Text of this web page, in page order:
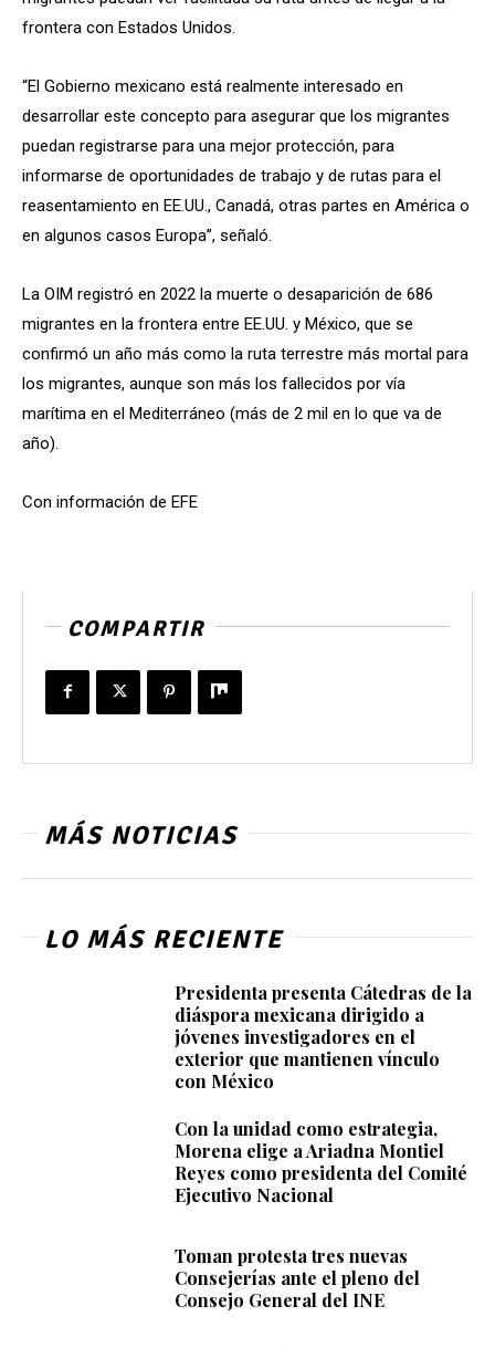
frontera con Estados Unidos.
“El Gobierno mexicano está realmente interesado en
desarrollar este concepto para asegurar que los migrantes
puedan registrarse para una mejor protección, para
informarse de oportunidades de trabajo y de rutas para el
reasentamiento en EE.UU., Canadá, otras partes en América o
en algunos casos Europa”, señaló.
La OIM registró en 2022 la muerte o desaparición de 686
migrantes en la frontera entre EE.UU. y México, que se
confirmó un año más como la ruta terrestre más mortal para
los migrantes, aunque son más los fallecidos por vía
marítima en el Mediterráneo (más de 2 mil en lo que va de
año).
Con información de EFE
COMPARTIR
MÁS NOTICIAS
LO MÁS RECIENTE
Presidenta presenta Cátedras de la
diáspora mexicana dirigido a
jóvenes investigadores en el
exterior que mantienen vínculo
con México
Con la unidad como estrategia,
Morena elige a Ariadna Montiel
Reyes como presidenta del Comité
Ejecutivo Nacional
Toman protesta tres nuevas
Consejerías ante el pleno del
Consejo General del INE